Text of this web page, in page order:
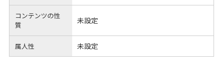
コンテンツの性
質
未設定
属人性 未設定